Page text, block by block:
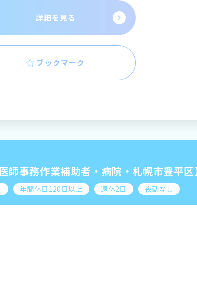
詳細を見る
ブックマーク
師事務作業補助者・病院・札幌市豊平
年間休日120日以上 週休2日 夜勤なし